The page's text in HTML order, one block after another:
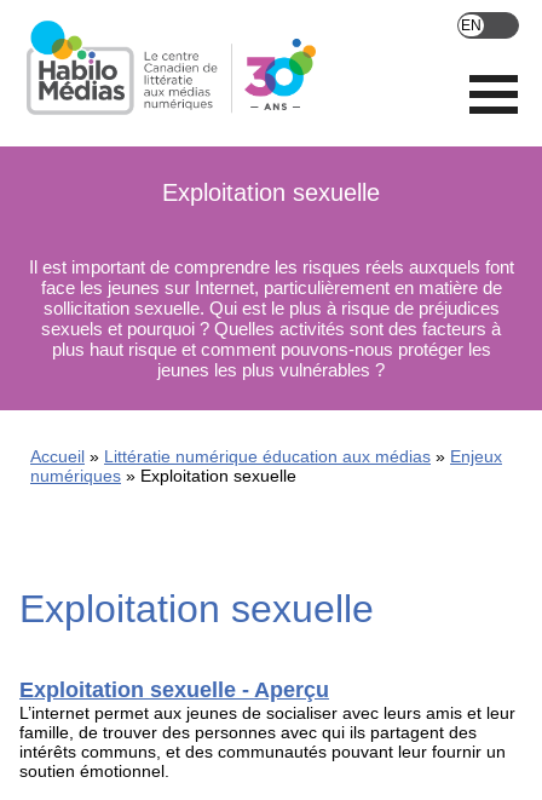
main
content
Exploitation sexuelle
Il est important de comprendre les risques réels auxquels font
face les jeunes sur Internet, particulièrement en matière de
sollicitation sexuelle. Qui est le plus à risque de préjudices
sexuels et pourquoi ? Quelles activités sont des facteurs à
plus haut risque et comment pouvons-nous protéger les
jeunes les plus vulnérables ?
Accueil Littératie numérique éducation aux médias
Enjeux
numériques
Exploitation sexuelle
Exploitation sexuelle
Exploitation sexuelle - Aperçu
L’internet permet aux jeunes de socialiser avec leurs amis et leur
famille, de trouver des personnes avec qui ils partagent des
intérêts communs, et des communautés pouvant leur fournir un
soutien émotionnel.